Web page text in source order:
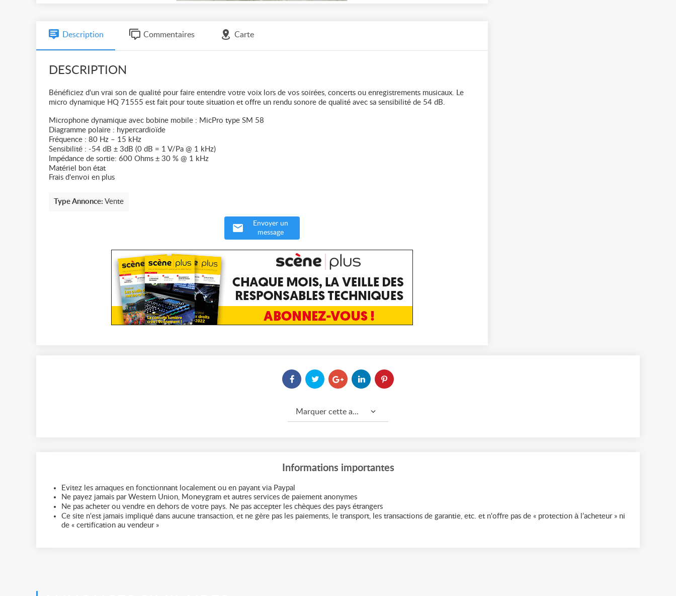
Description Commentaires Carte
DESCRIPTION
Bénéficiez d'un vrai son de qualité pour faire entendre votre voix lors de vos soirées, concerts ou enregistrements musicaux. Le
micro dynamique HQ 71555 est fait pour toute situation et offre un rendu sonore de qualité avec sa sensibilité de 54 dB.
Microphone dynamique avec bobine mobile : MicPro type SM 58
Diagramme polaire : hypercardioïde
Fréquence : 80 Hz – 15 kHz
Sensibilité : -54 dB ± 3dB (0 dB = 1 V/Pa @ 1 kHz)
Impédance de sortie: 600 Ohms ± 30 % @ 1 kHz
Matériel bon état
Frais d'envoi en plus
Type Annonce: Vente
Envoyer un
message
Marquer cette annonce comme...
Informations importantes
Evitez les arnaques en fonctionnant localement ou en payant via Paypal
Ne payez jamais par Western Union, Moneygram et autres services de paiement anonymes
Ne pas acheter ou vendre en dehors de votre pays. Ne pas accepter les chèques des pays étrangers
Ce site n'est jamais impliqué dans aucune transaction, et ne gère pas les paiements, le transport, les transactions de garantie, etc. et n'offre pas de « protection à l’acheteur » ni
de « certification au vendeur »